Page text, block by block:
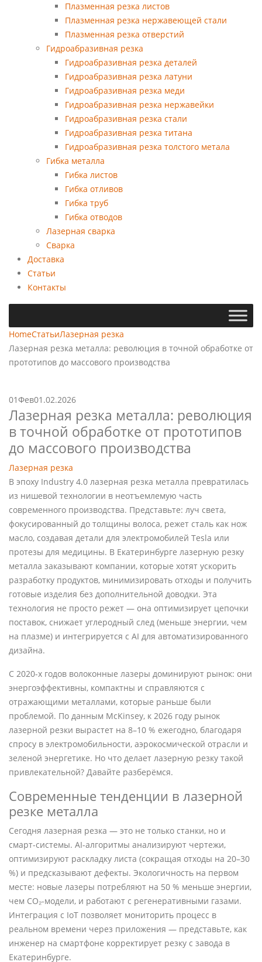
Плазменная резка листов
Плазменная резка нержавеющей стали
Плазменная резка отверстий
Гидроабразивная резка
Гидроабразивная резка деталей
Гидроабразивная резка латуни
Гидроабразивная резка меди
Гидроабразивная резка нержавейки
Гидроабразивная резка стали
Гидроабразивная резка титана
Гидроабразивная резка толстого метала
Гибка металла
Гибка листов
Гибка отливов
Гибка труб
Гибка отводов
Лазерная сварка
Сварка
Доставка
Статьи
Контакты
HomeСтатьиЛазерная резка
Лазерная резка металла: революция в точной обработке от
прототипов до массового производства
01Фев01.02.2026
Лазерная резка металла: революция
в точной обработке от прототипов
до массового производства
Лазерная резка
В эпоху Industry 4.0 лазерная резка металла превратилась
из нишевой технологии в неотъемлемую часть
современного производства. Представьте: луч света,
фокусированный до толщины волоса, режет сталь как нож
масло, создавая детали для электромобилей Tesla или
протезы для медицины. В Екатеринбурге лазерную резку
металла заказывают компании, которые хотят ускорить
разработку продуктов, минимизировать отходы и получить
готовые изделия без дополнительной доводки. Эта
технология не просто режет — она оптимизирует цепочки
поставок, снижает углеродный след (меньше энергии, чем
на плазме) и интегрируется с AI для автоматизированного
дизайна.
С 2020-х годов волоконные лазеры доминируют рынок: они
энергоэффективны, компактны и справляются с
отражающими металлами, которые раньше были
проблемой. По данным McKinsey, к 2026 году рынок
лазерной резки вырастет на 8–10 % ежегодно, благодаря
спросу в электромобильности, аэрокосмической отрасли и
зеленой энергетике. Но что делает лазерную резку такой
привлекательной? Давайте разберёмся.
Современные тенденции в лазерной
резке металла
Сегодня лазерная резка — это не только станки, но и
смарт-системы. AI-алгоритмы анализируют чертежи,
оптимизируют раскладку листа (сокращая отходы на 20–30
%) и предсказывают дефекты. Экологичность на первом
месте: новые лазеры потребляют на 50 % меньше энергии,
чем CO₂-модели, и работают с регенеративными газами.
Интеграция с IoT позволяет мониторить процесс в
реальном времени через приложения — представьте, как
инженер на смартфоне корректирует резку с завода в
Екатеринбурге.